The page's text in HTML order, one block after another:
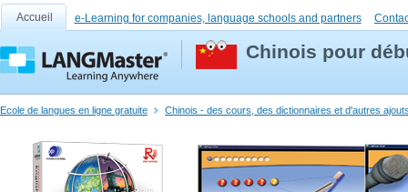
Accueil e-Learning for companies, language schools and partners
Chinois pour
Ecole de langues en ligne gratuite Chinois - des cours, des dictionnaires et d'autres